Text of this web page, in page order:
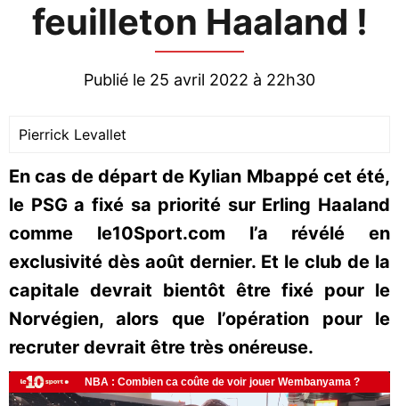
feuilleton Haaland !
Publié le 25 avril 2022 à 22h30
Pierrick Levallet
En cas de départ de Kylian Mbappé cet été,
le PSG a fixé sa priorité sur Erling Haaland
comme le10Sport.com l’a révélé en
exclusivité dès août dernier. Et le club de la
capitale devrait bientôt être fixé pour le
Norvégien, alors que l’opération pour le
recruter devrait être très onéreuse.